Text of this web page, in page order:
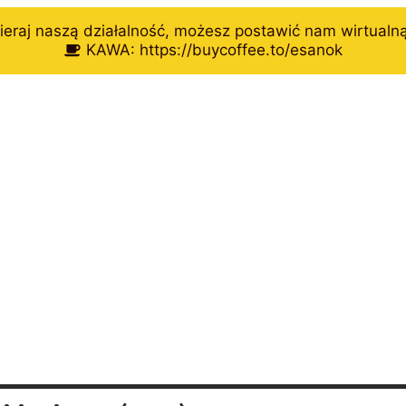
naszą działalność, możesz postawić nam
KAWA: https://buycoffee.to/esanok